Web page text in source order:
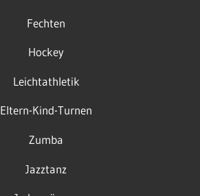
Fechten
Hockey
Leichtathletik
Eltern-Kind-Turnen
Zumba
Jazztanz